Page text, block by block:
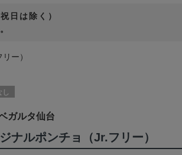
日は除く）
ー）
し
ガルタ仙台
ナルポンチョ（Jr.フリー）